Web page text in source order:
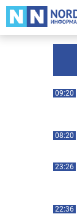
09:20
08:20
23:26
22:36